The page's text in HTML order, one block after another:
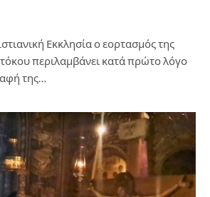
Εκκλησία ο εορτασμός της
περιλαμβάνει κατά πρώτο λόγο
της…